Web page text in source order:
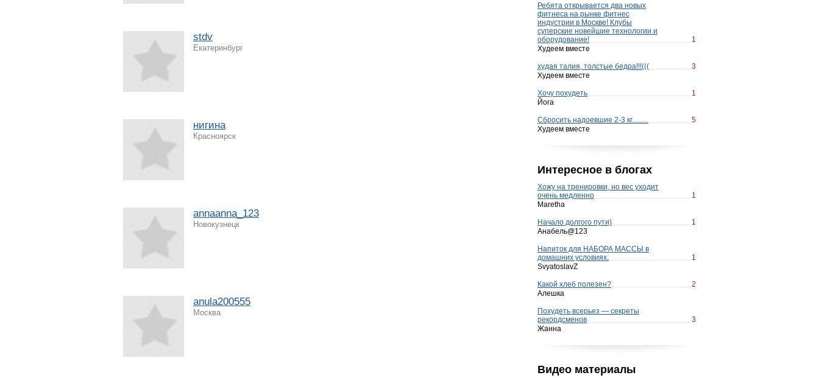
stdv
Екатеринбург
нигина
Красноярск
annaanna_123
Новокузнецк
anula200555
Москва
Ребята открывается два новых
фитнеса на рынке фитнес
индустрии в Москве! Клубы
суперские новейшие технологии и
оборудование!
1
Худеем вместе
худая талия, толстые бедра!!!(((
3
Худеем вместе
Хочу похудеть
1
Йога
Сбросить надоевшие 2-3 кг.........
5
Худеем вместе
Интересное в блогах
Хожу на тренировки, но вес уходит
очень медленно
1
Maretha
Начало долгого пути)
1
Анабель@123
Напиток для НАБОРА МАССЫ в
домашних условиях.
1
SvyatoslavZ
Какой хлеб полезен?
2
Алешка
Похудеть всерьез — секреты
рекордсменов
3
Жанна
Видео материалы